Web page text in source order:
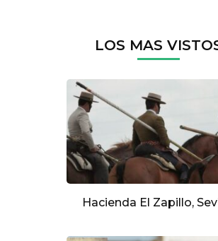
LOS MAS
Hacienda El Zapillo,